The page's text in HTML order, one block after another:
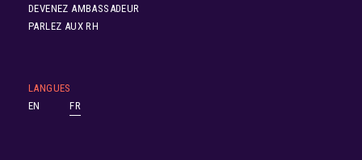
DEVENEZ AMBASSADEUR
PARLEZ AUX RH
LANGUES
EN
FR